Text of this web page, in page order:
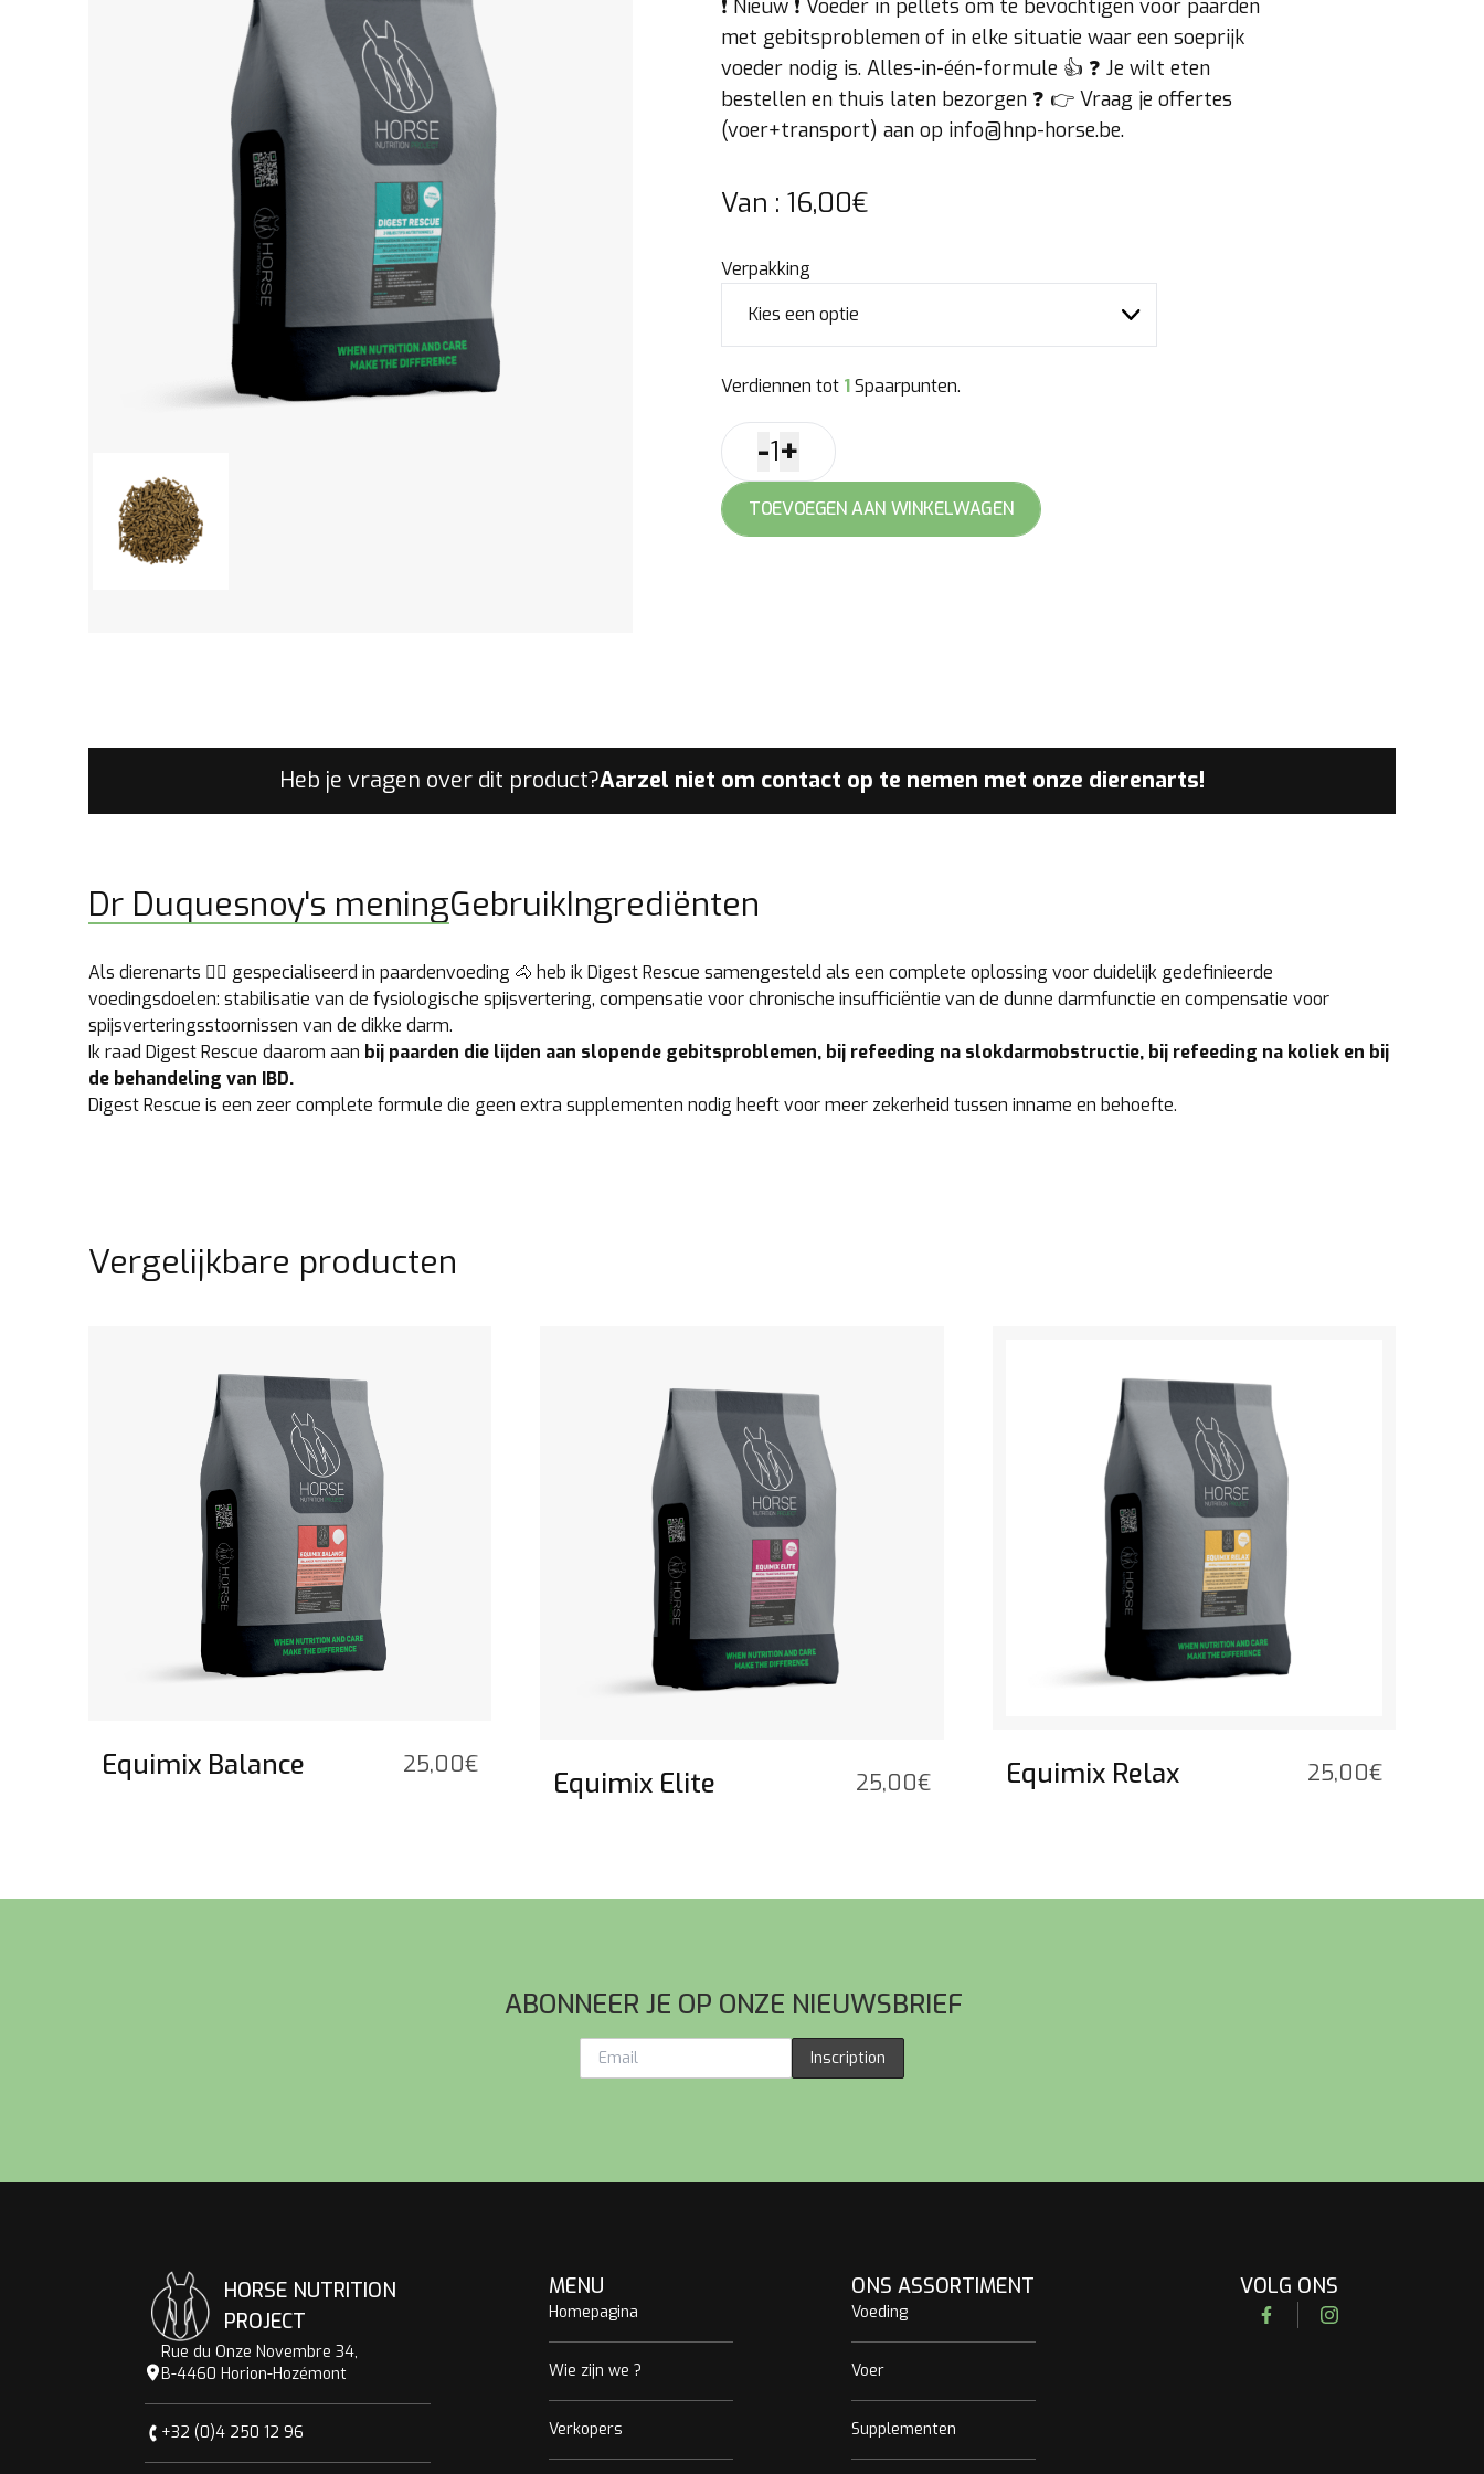
❗️ Nieuw ❗️ Voeder in pellets om te bevochtigen voor paarden
met gebitsproblemen of in elke situatie waar een soeprijk
voeder nodig is. Alles-in-één-formule 👍 ❓ Je wilt eten
bestellen en thuis laten bezorgen ❓ 👉 Vraag je offertes
(voer+transport) aan op info@hnp-horse.be.
Van : 16,00€
Verpakking
Verdiennen tot 1Spaarpunten.
Digest
Rescue
aantal
-1+
TOEVOEGEN AAN WINKELWAGEN
Heb je vragen over dit product?Aarzel niet om contact op te nemen met onze dierenarts!
Dr Duquesnoy's meningGebruikIngrediënten
Als dierenarts 👩‍⚕️ gespecialiseerd in paardenvoeding 🐴 heb ik Digest Rescue samengesteld als een complete oplossing voor duidelijk gedefinieerde
voedingsdoelen: stabilisatie van de fysiologische spijsvertering, compensatie voor chronische insufficiëntie van de dunne darmfunctie en compensatie voor
spijsverteringsstoornissen van de dikke darm.
Ik raad Digest Rescue daarom aan bij paarden die lijden aan slopende gebitsproblemen, bij refeeding na slokdarmobstructie, bij refeeding na koliek en bij
de behandeling van IBD.
Digest Rescue is een zeer complete formule die geen extra supplementen nodig heeft voor meer zekerheid tussen inname en behoefte.
Vergelijkbare producten
Equimix Balance 25,00€
Equimix Elite 25,00€ Equimix Relax 25,00€
ABONNEER JE OP ONZE NIEUWSBRIEF
Inscription
HORSE NUTRITION
PROJECT
Rue du Onze Novembre 34,
B-4460 Horion-Hozémont
+32 (0)4 250 12 96
MENU
Homepagina
Wie zijn we ?
Verkopers
ONS ASSORTIMENT
Voeding
Voer
Supplementen
VOLG ONS
FacebookInstagram